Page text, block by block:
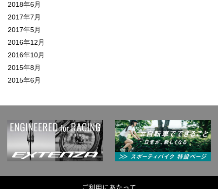
2018年6月
2017年7月
2017年5月
2016年12月
2016年10月
2015年8月
2015年6月
ご利用にあたって